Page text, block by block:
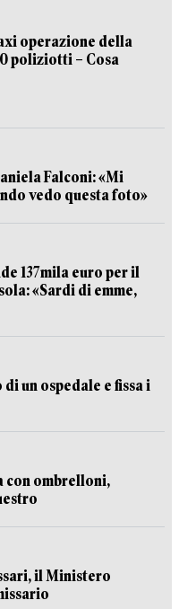
operazione della
poliziotti – Cosa
Falconi: «Mi
vedo questa foto»
137mila euro per il
«Sardi di emme,
un ospedale e fissa i
con ombrelloni,
il Ministero